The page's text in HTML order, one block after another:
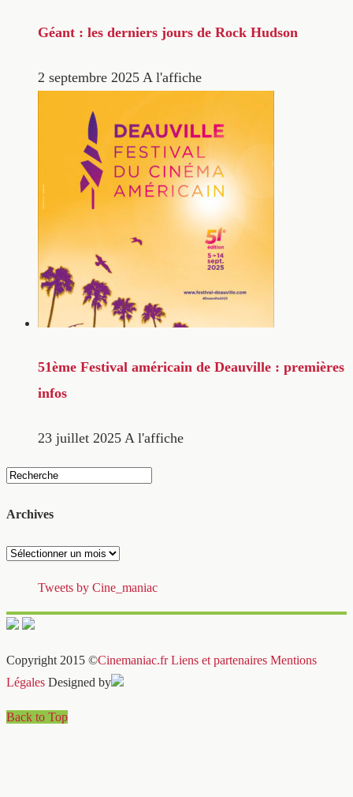
Géant : les derniers jours de Rock Hudson
2 septembre 2025 A l'affiche
51ème Festival américain de Deauville : premières
infos
23 juillet 2025 A l'affiche
Archives
Archives
Tweets by Cine_maniac
Copyright 2015 ©Cinemaniac.fr Liens et partenaires Mentions
Légales Designed by
Back to Top